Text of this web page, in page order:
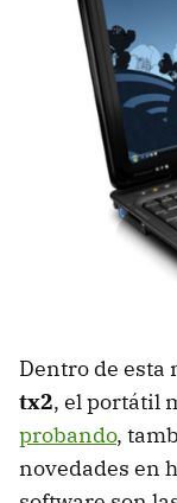
Dentro de esta
tx2, el portátil
probando,
novedades en